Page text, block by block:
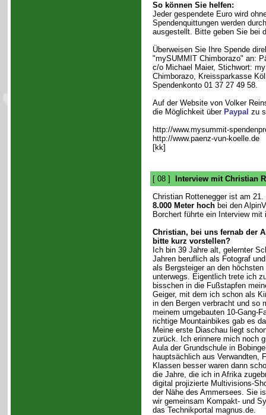
So können Sie helfen:
Jeder gespendete Euro wird
Spendenquittungen werden
ausgestellt. Bitte geben Sie bei
Überweisen Sie Ihre Spende
"mySUMMIT Chimborazo" an:
c/o Michael Maier, Stichwort:
Chimborazo, Kreissparkasse
Spendenkonto 01 37 27 49 58.
Auf der Website von Volker
die Möglichkeit über Paypal zu
http://www.mysummit-
http://www.paenz-vun-koelle.de
[kk]
[ 08 ]
Interview mit Christian
Christian Rottenegger ist am
8.000 Meter hochbei den
Borchert führte ein Interview mit
Christian, bei uns fernab der
bitte kurz vorstellen?
Ich bin 39 Jahre alt, gelernter
Jahren beruflich als Fotograf
als Bergsteiger an den höchsten
unterwegs. Eigentlich trete ich
bisschen in die Fußstapfen
Geiger, mit dem ich schon als
in den Bergen verbracht und so
meinem umgebauten 10-Gang-
richtige Mountainbikes gab es
Meine erste Diaschau liegt
zurück. Ich erinnere mich noch
Aula der Grundschule in
hauptsächlich aus Verwandten,
Klassen besser waren dann
die Jahre, die ich in Afrika
digital projizierte Multivisions-
der Nähe des Ammersees. Sie
wir gemeinsam Kompakt- und
das Technikportal magnus.de.